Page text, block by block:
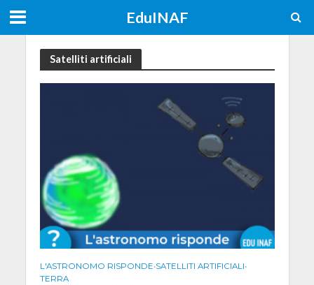
EduINAF
Satelliti artificiali
L'ASTRONOMO RISPONDE•SATELLITI ARTIFICIALI•
TERRA